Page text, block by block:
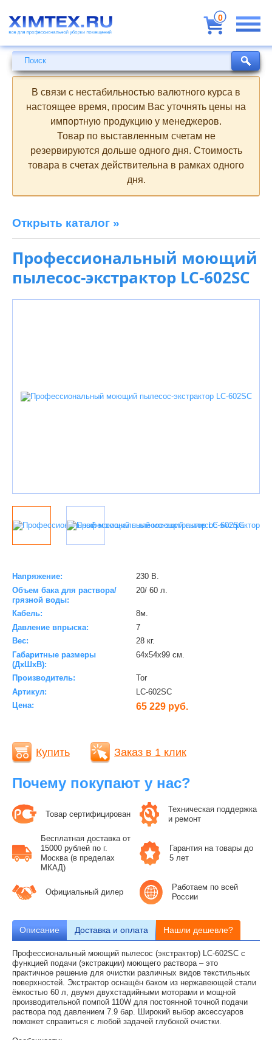
для
профессиональной
уборки
помещений
Поиск
В связи с нестабильностью валютного курса в
настоящее время, просим Вас уточнять цены на
импортную продукцию у менеджеров.
Товар по выставленным счетам не
резервируются дольше одного дня. Стоимость
товара в счетах действительна в рамках одного
дня.
Открыть каталог »
Профессиональный моющий
пылесос-экстрактор LC-602SC
Напряжение:
230 В.
Объем бака для раствора/
грязной воды:
20/ 60 л.
Кабель:
8м.
Давление впрыска:
7
Вес:
28 кг.
Габаритные размеры
(ДхШхВ):
64х54х99 см.
Производитель:
Tor
Артикул:
LC-602SC
Цена:
65 229 руб.
Купить Заказ в 1 клик
Почему покупают у нас?
Товар сертифицирован
Техническая поддержка
и ремонт
Бесплатная доставка от
15000 рублей по г.
Москва (в пределах
МКАД)
Гарантия на товары до
5 лет
Официальный дилер
Работаем по всей
России
Описание Доставка и оплата Нашли дешевле?
Профессиональный моющий пылесос (экстрактор) LC-602SC с
функцией подачи (экстракции) моющего раствора – это
практичное решение для очистки различных видов текстильных
поверхностей. Экстрактор оснащён баком из нержавеющей стали
ёмкостью 60 л, двумя двухстадийными моторами и мощной
производительной помпой 110W для постоянной точной подачи
раствора под давлением 7.9 бар. Широкий выбор аксессуаров
поможет справиться с любой задачей глубокой очистки.
Поиск
0